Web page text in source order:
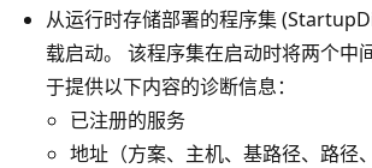
从运行时存储部署的程序集
载启动。 该程序集在启动时将两个中
于提供以下内容的诊断信息：
已注册的服务
地址（方案、主机、基路径、路径